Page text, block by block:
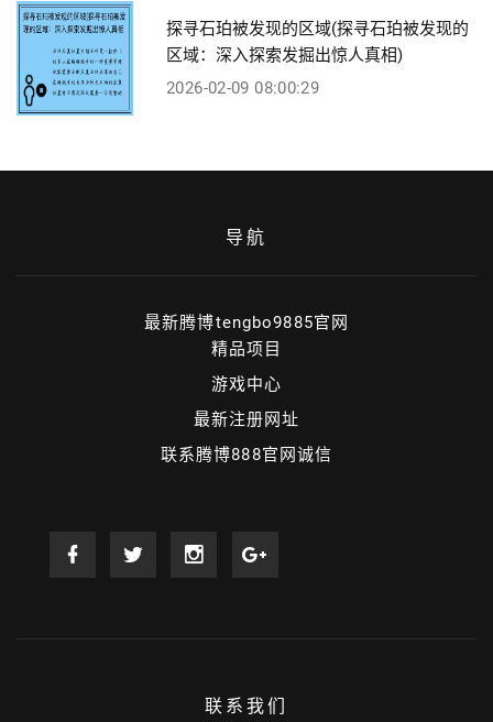
探寻石珀被发现的区域(探寻石珀被发现的
区域：深入探索发掘出惊人真相)
2026-02-09 08:00:29
导航
最新腾博tengbo9885官网
精品项目
游戏中心
最新注册网址
联系腾博888官网诚信
联系我们